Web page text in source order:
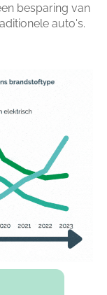
besparing van
auto's.